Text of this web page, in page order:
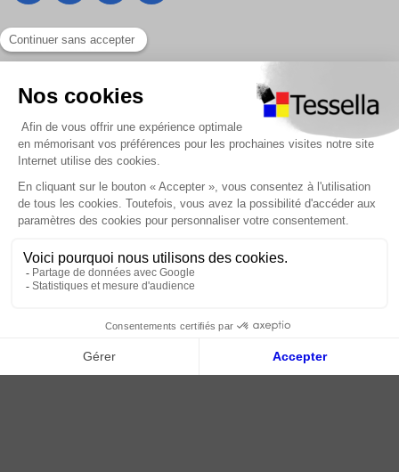
Liens utiles
Nous contacter
À propos
Paiement sécurisé
Livraison | Retour client
Nos tutos
Connexion / Inscription
2018 - 2026 © Tessella, Tous droits réservés